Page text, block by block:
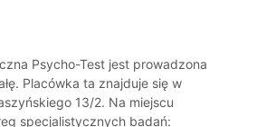
Psycho-Test jest prowadzona
Placówka ta znajduje się w
13/2. Na miejscu
specjalistycznych badań: